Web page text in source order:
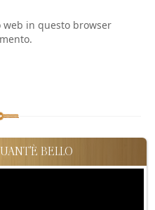
web in questo browser
BELLO